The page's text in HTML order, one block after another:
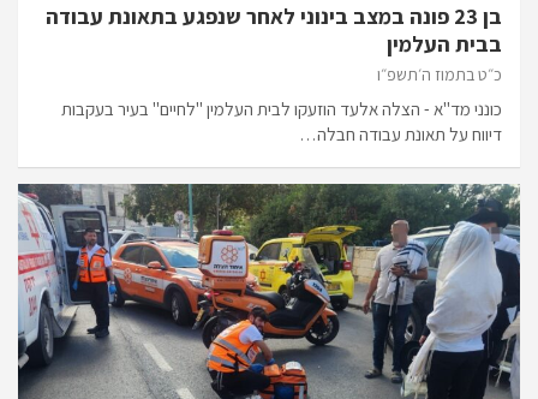
בן 23 פונה במצב בינוני לאחר שנפגע בתאונת עבודה
בבית העלמין
כ״ט בתמוז ה׳תשפ״ו
כונני מד"א - הצלה אלעד הוזעקו לבית העלמין "לחיים" בעיר בעקבות
דיווח על תאונת עבודה חבלה…